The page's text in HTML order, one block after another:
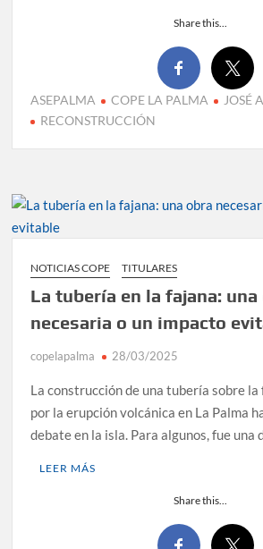
Share this...
ASEPALMA COPE LA PALMA
JOSÉ
RECONSTRUCCIÓN
NOTICIAS COPE TITULARES
La tubería en la fajana: una
necesaria o un impacto
copelapalma 28/03/2025
La construcción de una tubería sobre
por la erupción volcánica en La Palma
debate en la isla. Para algunos, fue una
LEER MÁS
Share this...